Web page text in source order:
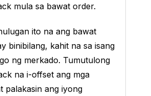
mula sa bawat order.
ito na ang bawat
binibilang, kahit na sa isang
ng merkado. Tumutulong
na i-offset ang mga
palakasin ang iyong